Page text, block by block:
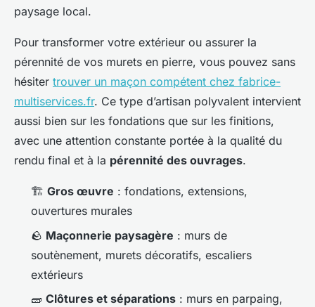
paysage local.
Pour transformer votre extérieur ou assurer la
pérennité de vos murets en pierre, vous pouvez sans
hésiter trouver un maçon compétent chez fabrice-
multiservices.fr. Ce type d’artisan polyvalent intervient
aussi bien sur les fondations que sur les finitions,
avec une attention constante portée à la qualité du
rendu final et à la pérennité des ouvrages.
🏗️ Gros œuvre : fondations, extensions,
ouvertures murales
🪨 Maçonnerie paysagère : murs de
soutènement, murets décoratifs, escaliers
extérieurs
🧱 Clôtures et séparations : murs en parpaing,